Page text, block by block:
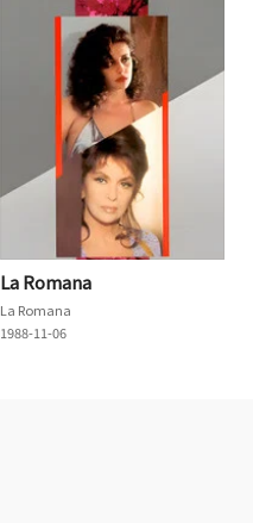
La Romana
La Romana
1988-11-06